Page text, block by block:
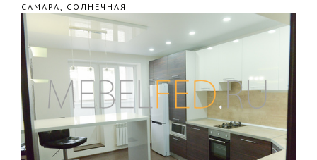
САМАРА, СОЛНЕЧНАЯ